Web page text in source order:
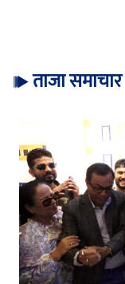
ताजा समाचार